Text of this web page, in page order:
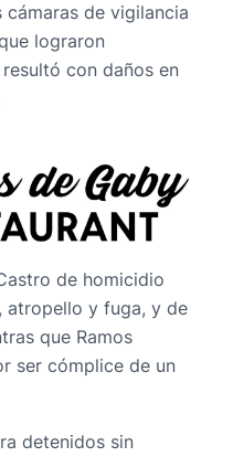
cámaras de vigilancia
lograron
con daños en
de homicidio
atropello y fuga, y de
que Ramos
ser cómplice de un
detenidos sin